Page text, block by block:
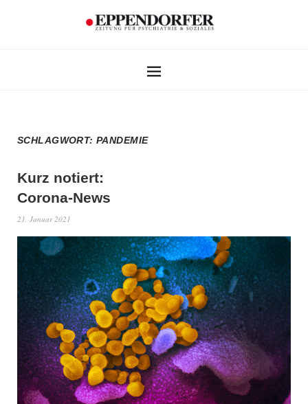
SCHLAGWORT:PANDEMIE
Kurz notiert:
Corona-News
21. Januar 2021